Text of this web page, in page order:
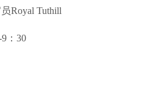
Royal Tuthill
：30